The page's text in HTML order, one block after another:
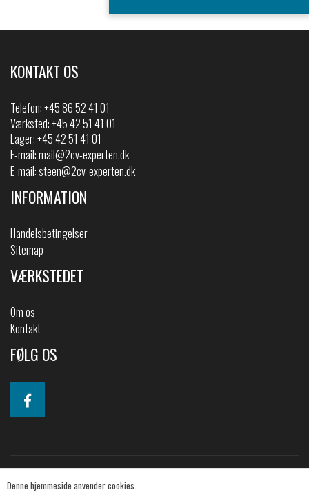
Denne hjemmeside anvender cookies.
KONTAKT OS
Telefon:+45 86 52 41 01
Værksted: +45 42 51 41 01
Lager: +45 42 51 41 01
E-mail:mail@2cv-experten.dk
E-mail:steen@2cv-experten.dk
INFORMATION
Handelsbetingelser
Sitemap
VÆRKSTEDET
Om os
Kontakt
FØLG OS
© 2019 2CV-shoppen. All Rights Reserved.